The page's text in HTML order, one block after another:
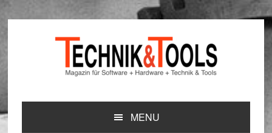
Hauptnavigation
Inhalt
Seitenspalte
MENU